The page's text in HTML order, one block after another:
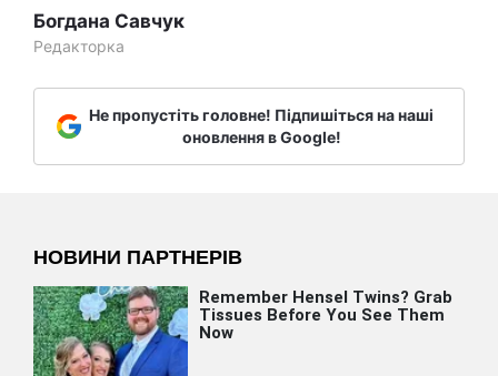
Богдана Савчук
Редакторка
Не пропустіть головне! Підпишіться на наші
оновлення в Google!